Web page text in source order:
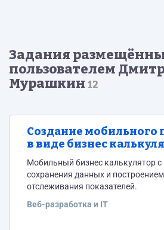
Задания
пользователем
Мурашкин 12
Создание мобильного
в виде бизнес
сохранением данных
графика показателей
Мобильный бизнес калькулятор
сохранения данных и
отслеживания показателей.
Веб-разработка и IT